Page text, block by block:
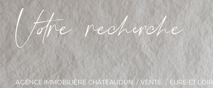
Vore recece
AGENCE IMMOBILIÈRE CHÂTEAUDUN VENTE EURE ET LOIR